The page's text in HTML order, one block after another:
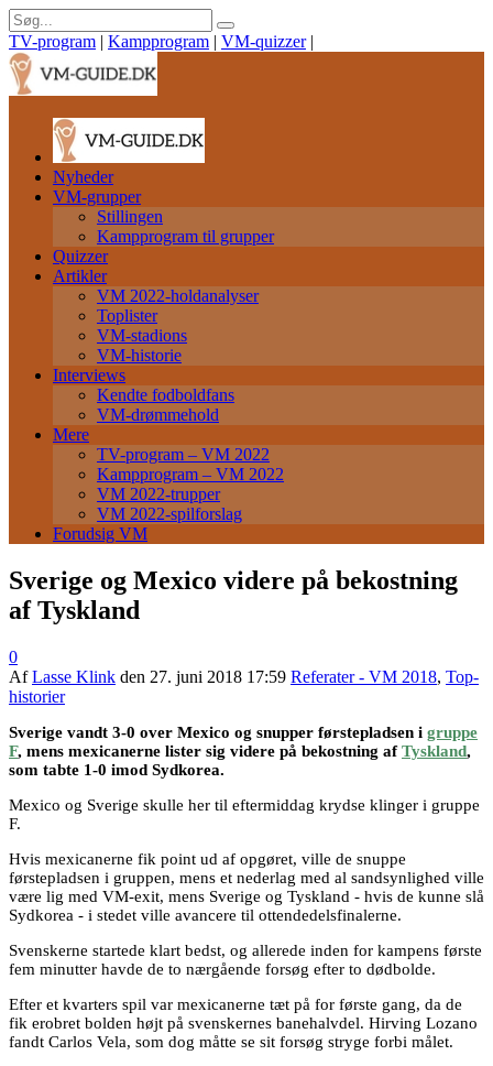
TV-program | Kampprogram | VM-quizzer |
Nyheder
VM-grupper
Stillingen
Kampprogram til grupper
Quizzer
Artikler
VM 2022-holdanalyser
Toplister
VM-stadions
VM-historie
Interviews
Kendte fodboldfans
VM-drømmehold
Mere
TV-program – VM 2022
Kampprogram – VM 2022
VM 2022-trupper
VM 2022-spilforslag
Forudsig VM
Sverige og Mexico videre på bekostning
af Tyskland
0
AfLasse Klink den 27. juni 2018 17:59 Referater - VM 2018, Top-
historier
Sverige vandt 3-0 over Mexico og snupper førstepladsen i gruppe
F, mens mexicanerne lister sig videre på bekostning afTyskland,
som tabte 1-0 imod Sydkorea.
Mexico og Sverige skulle her til eftermiddag krydse klinger i gruppe
F.
Hvis mexicanerne fik point ud af opgøret, ville de snuppe
førstepladsen i gruppen, mens et nederlag med al sandsynlighed ville
være lig med VM-exit, mens Sverige og Tyskland - hvis de kunne slå
Sydkorea - i stedet ville avancere til ottendedelsfinalerne.
Svenskerne startede klart bedst, og allerede inden for kampens første
fem minutter havde de to nærgående forsøg efter to dødbolde.
Efter et kvarters spil var mexicanerne tæt på for første gang, da de
fik erobret bolden højt på svenskernes banehalvdel. Hirving Lozano
fandt Carlos Vela, som dog måtte se sit forsøg stryge forbi målet.